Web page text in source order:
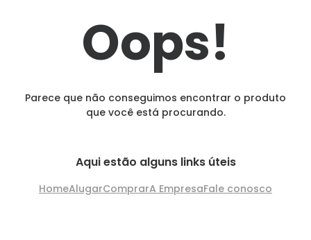
Oops!
Parece que não conseguimos encontrar o produto
que você está procurando.
Aqui estão alguns links úteis
HomeAlugarComprarA EmpresaFale conosco